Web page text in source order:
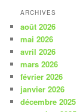
ARCHIVES
août 2026
mai 2026
avril 2026
mars 2026
février 2026
janvier 2026
décembre 2025